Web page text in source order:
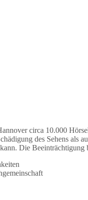
circa 10.000
des Sehens als
Die